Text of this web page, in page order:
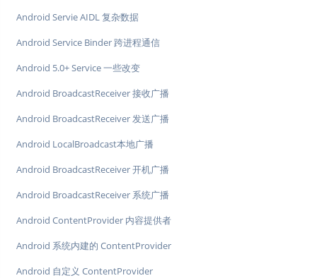
Android Servie AIDL 复杂数据
Android Service Binder 跨进程通信
Android 5.0+ Service 一些改变
Android BroadcastReceiver 接收广播
Android BroadcastReceiver 发送广播
Android LocalBroadcast本地广播
Android BroadcastReceiver 开机广播
Android BroadcastReceiver 系统广播
Android ContentProvider 内容提供者
Android 系统内建的 ContentProvider
Android 自定义 ContentProvider